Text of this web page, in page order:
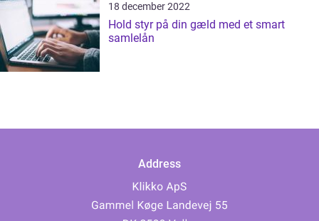
18 december 2022
Hold styr på din gæld med et smart
samlelån
Address